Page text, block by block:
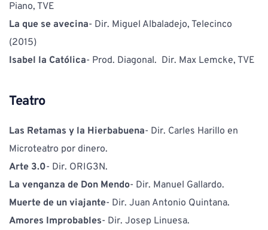
Piano, TVE
La que se avecina- Dir. Miguel Albaladejo, Telecinco
(2015)
Isabel la Católica- Prod. Diagonal.  Dir. Max Lemcke, TVE
Teatro
Las Retamas y la Hierbabuena- Dir. Carles Harillo en
Microteatro por dinero.
Arte 3.0- Dir. ORIG3N.
La venganza de Don Mendo- Dir. Manuel Gallardo.
Muerte de un viajante- Dir. Juan Antonio Quintana.
Amores Improbables- Dir. Josep Linuesa.